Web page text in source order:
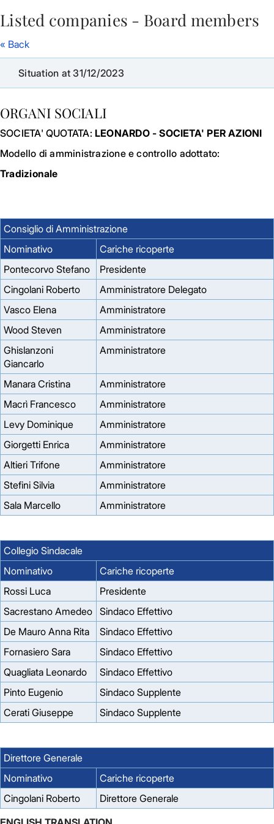
Skip to Main Content
Listed companies - Board members
« Back
Situation at 31/12/2023
ORGANI SOCIALI
SOCIETA' QUOTATA: LEONARDO - SOCIETA' PER AZIONI
Modello di amministrazione e controllo adottato:
Tradizionale
Consiglio di Amministrazione
Nominativo
Cariche ricoperte
Pontecorvo Stefano
Presidente
Cingolani Roberto
Amministratore Delegato
Vasco Elena
Amministratore
Wood Steven
Amministratore
Ghislanzoni
Giancarlo
Amministratore
Manara Cristina
Amministratore
Macrì Francesco
Amministratore
Levy Dominique
Amministratore
Giorgetti Enrica
Amministratore
Altieri Trifone
Amministratore
Stefini Silvia
Amministratore
Sala Marcello
Amministratore
Collegio Sindacale
Nominativo
Cariche ricoperte
Rossi Luca
Presidente
Sacrestano Amedeo Sindaco Effettivo
De Mauro Anna Rita
Sindaco Effettivo
Fornasiero Sara
Sindaco Effettivo
Quagliata Leonardo
Sindaco Effettivo
Pinto Eugenio
Sindaco Supplente
Cerati Giuseppe
Sindaco Supplente
Direttore Generale
Nominativo
Cariche ricoperte
Cingolani Roberto
Direttore Generale